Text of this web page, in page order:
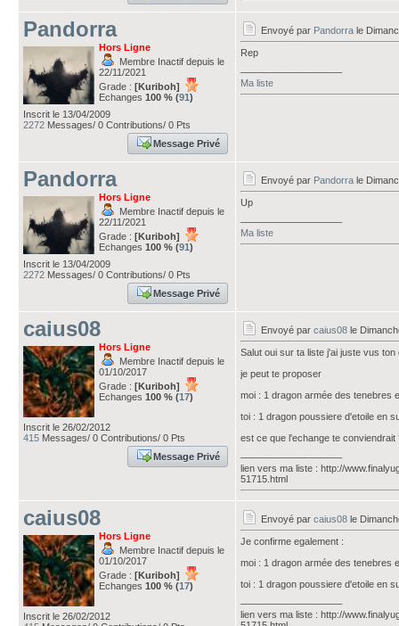
Pandorra
Hors Ligne
Membre Inactif depuis le
22/11/2021
Grade : [Kuriboh]
Echanges 100 % (91)
Inscrit le 13/04/2009
2272 Messages/ 0 Contributions/ 0 Pts
Message Privé
Envoyé par Pandorra le
Rep
Ma liste
Pandorra
Hors Ligne
Membre Inactif depuis le
22/11/2021
Grade : [Kuriboh]
Echanges 100 % (91)
Inscrit le 13/04/2009
2272 Messages/ 0 Contributions/ 0 Pts
Message Privé
Envoyé par Pandorra le
Up
Ma liste
caius08
Hors Ligne
Membre Inactif depuis le
01/10/2017
Grade : [Kuriboh]
Echanges 100 % (17)
Inscrit le 26/02/2012
415 Messages/ 0 Contributions/ 0 Pts
Message Privé
Envoyé par caius08 le
Salut oui sur ta liste j'ai juste vus
je peut te proposer
moi : 1 dragon armée des tenebres
toi : 1 dragon poussiere d'etoile en
est ce que l'echange te conviendrait
lien vers ma liste : http://
51715.html
caius08
Hors Ligne
Membre Inactif depuis le
01/10/2017
Grade : [Kuriboh]
Echanges 100 % (17)
Inscrit le 26/02/2012
Envoyé par caius08 le
Je confirme egalement :
moi : 1 dragon armée des tenebres
toi : 1 dragon poussiere d'etoile en
lien vers ma liste : http://